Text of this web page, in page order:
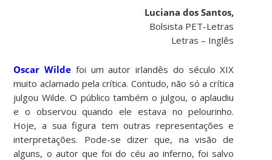
Luciana dos Santos,
Bolsista PET-Letras
Letras – Inglês
Oscar Wilde foi um autor irlandês do século XIX
muito aclamado pela crítica. Contudo, não só a crítica
julgou Wilde. O público também o julgou, o aplaudiu
e o observou quando ele estava no pelourinho.
Hoje, a sua figura tem outras representações e
interpretações. Pode-se dizer que, na visão de
alguns, o autor que foi do céu ao inferno, foi salvo